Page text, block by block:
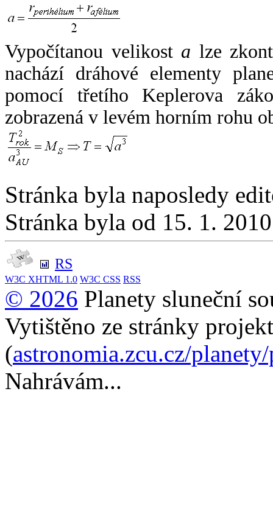
Vypočítanou velikost a lze
nachází dráhové elementy
pomocí třetího Keplerova
zobrazená v levém horním rohu
Stránka byla naposledy
Stránka byla od 15. 1.
RS
W3C XHTML 1.0 W3C CSS RSS
© 2026 Planety sluneční
Vytištěno ze stránky
(astronomia.zcu.cz/
Nahrávám...